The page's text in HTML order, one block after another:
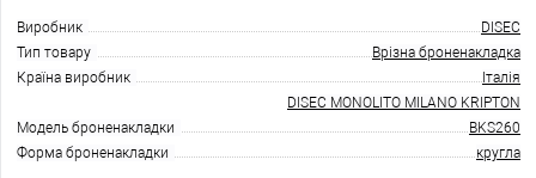
Виробник
DISEC
Тип товару
Врізна броненакладка
Країна виробник
Італія
Модель броненакладки
DISEC MONOLITO MILANO KRIPTON
BKS260
Форма броненакладки
кругла